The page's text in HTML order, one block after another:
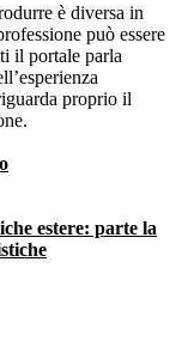
è diversa in
può essere
il portale parla
proprio il
estere: parte la